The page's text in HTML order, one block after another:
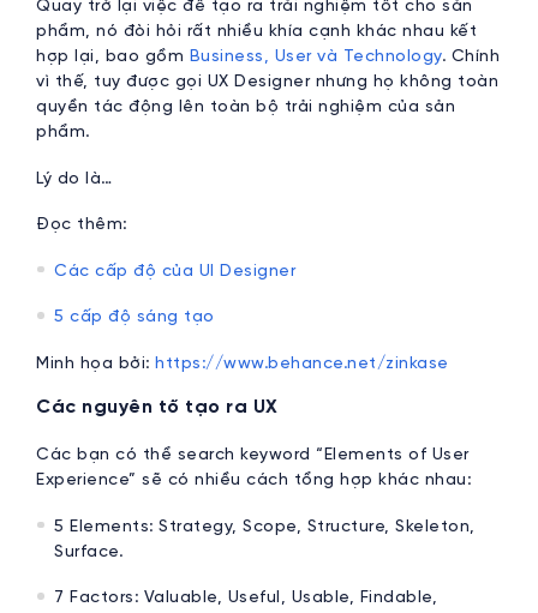
Quay trở lại việc để tạo ra trải nghiệm tốt cho sản
phẩm, nó đòi hỏi rất nhiều khía cạnh khác nhau kết
hợp lại, bao gồm Business, User và Technology. Chính
vì thế, tuy được gọi UX Designer nhưng họ không toàn
quyền tác động lên toàn bộ trải nghiệm của sản
phẩm.
Lý do là…
Đọc thêm:
Các cấp độ của UI Designer
5 cấp độ sáng tạo
Minh họa bởi: https://www.behance.net/zinkase
Các nguyên tố tạo ra UX
Các bạn có thể search keyword “Elements of User
Experience” sẽ có nhiều cách tổng hợp khác nhau:
5 Elements: Strategy, Scope, Structure, Skeleton,
Surface.
7 Factors: Valuable, Useful, Usable, Findable,